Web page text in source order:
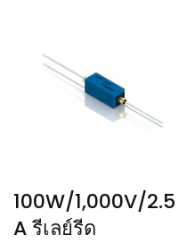
100W/1,000V/2.5
A รีเลย์รีด